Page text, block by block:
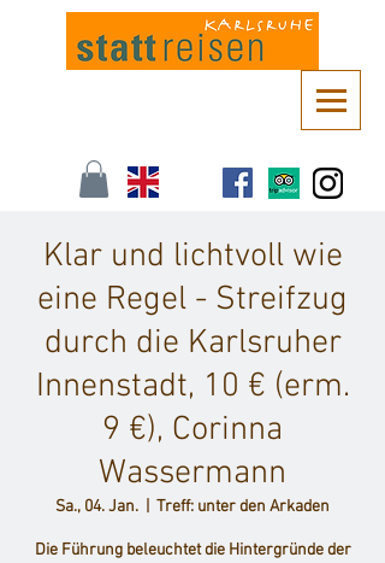
Klar und lichtvoll wie
eine Regel - Streifzug
durch die Karlsruher
Innenstadt, 10 € (erm.
9 €), Corinna
Wassermann
Sa., 04. Jan. Treff: unter den Arkaden
Die Führung beleuchtet die Hintergründe der